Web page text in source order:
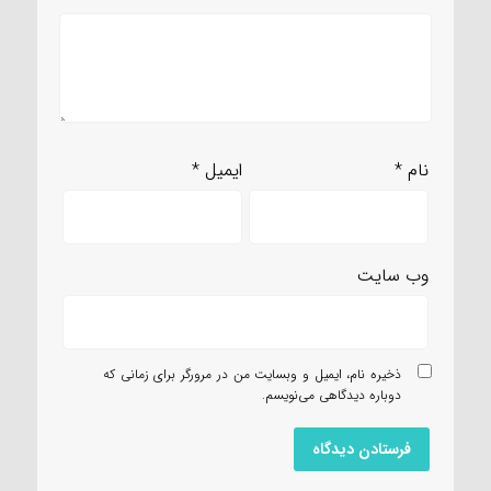
نام* ایمیل*
وب‌ سایت
ذخیره نام، ایمیل و وبسایت من در مرورگر برای زمانی که
دوباره دیدگاهی می‌نویسم.